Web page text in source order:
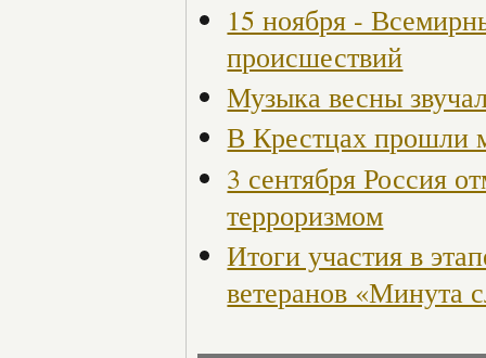
15 ноября -
происшествий
Музыка весны
В Крестцах прошли
3 сентября Россия
терроризмом
Итоги участия в
ветеранов «Минута